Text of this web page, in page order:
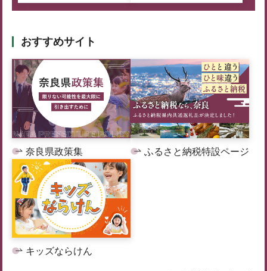
おすすめサイト
奈良県政策集 ふるさと納税特設ページ
キッズならけん